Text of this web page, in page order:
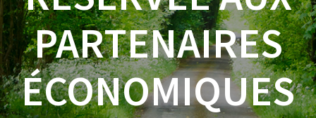
PARTENAIRES
ÉCONOMIQUES